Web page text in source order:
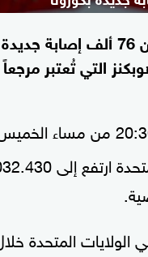
التي تُعتبر
شخصاً في الولايات